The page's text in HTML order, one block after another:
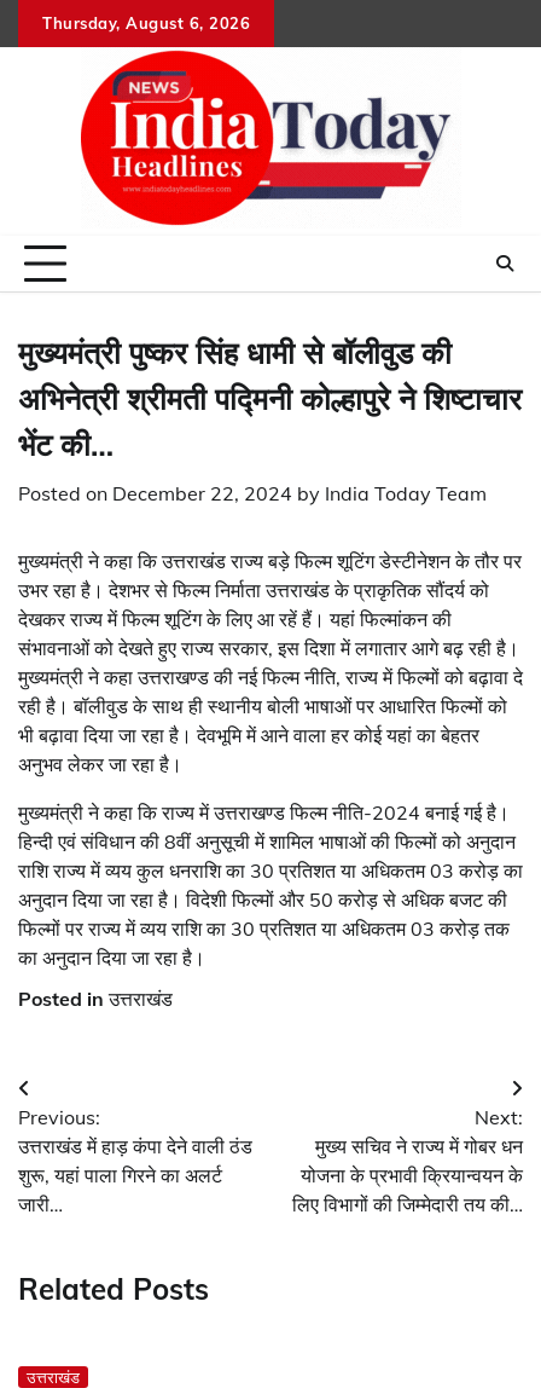
to
Thursday, August 6, 2026
मुख्यमंत्री पुष्कर सिंह धामी से बॉलीवुड की
अभिनेत्री श्रीमती पद्मिनी कोल्हापुरे ने शिष्टाचार
भेंट की…
Posted on December 22, 2024 by India Today Team
मुख्यमंत्री ने कहा कि उत्तराखंड राज्य बड़े फिल्म शूटिंग डेस्टीनेशन के तौर पर
उभर रहा है। देशभर से फिल्म निर्माता उत्तराखंड के प्राकृतिक सौंदर्य को
देखकर राज्य में फिल्म शूटिंग के लिए आ रहें हैं। यहां फिल्मांकन की
संभावनाओं को देखते हुए राज्य सरकार, इस दिशा में लगातार आगे बढ़ रही है।
मुख्यमंत्री ने कहा उत्तराखण्ड की नई फिल्म नीति, राज्य में फिल्मों को बढ़ावा दे
रही है। बॉलीवुड के साथ ही स्थानीय बोली भाषाओं पर आधारित फिल्मों को
भी बढ़ावा दिया जा रहा है। देवभूमि में आने वाला हर कोई यहां का बेहतर
अनुभव लेकर जा रहा है।
मुख्यमंत्री ने कहा कि राज्य में उत्तराखण्ड फिल्म नीति-2024 बनाई गई है।
हिन्दी एवं संविधान की 8वीं अनुसूची में शामिल भाषाओं की फिल्मों को अनुदान
राशि राज्य में व्यय कुल धनराशि का 30 प्रतिशत या अधिकतम 03 करोड़ का
अनुदान दिया जा रहा है। विदेशी फिल्मों और 50 करोड़ से अधिक बजट की
फिल्मों पर राज्य में व्यय राशि का 30 प्रतिशत या अधिकतम 03 करोड़ तक
का अनुदान दिया जा रहा है।
Posted inउत्तराखंड
Post
navigation
Previous:
उत्तराखंड में हाड़ कंपा देने वाली ठंड
शुरू, यहां पाला गिरने का अलर्ट
जारी…
Next:
मुख्य सचिव ने राज्य में गोबर धन
योजना के प्रभावी क्रियान्वयन के
लिए विभागों की जिम्मेदारी तय की…
Related Posts
उत्तराखंड